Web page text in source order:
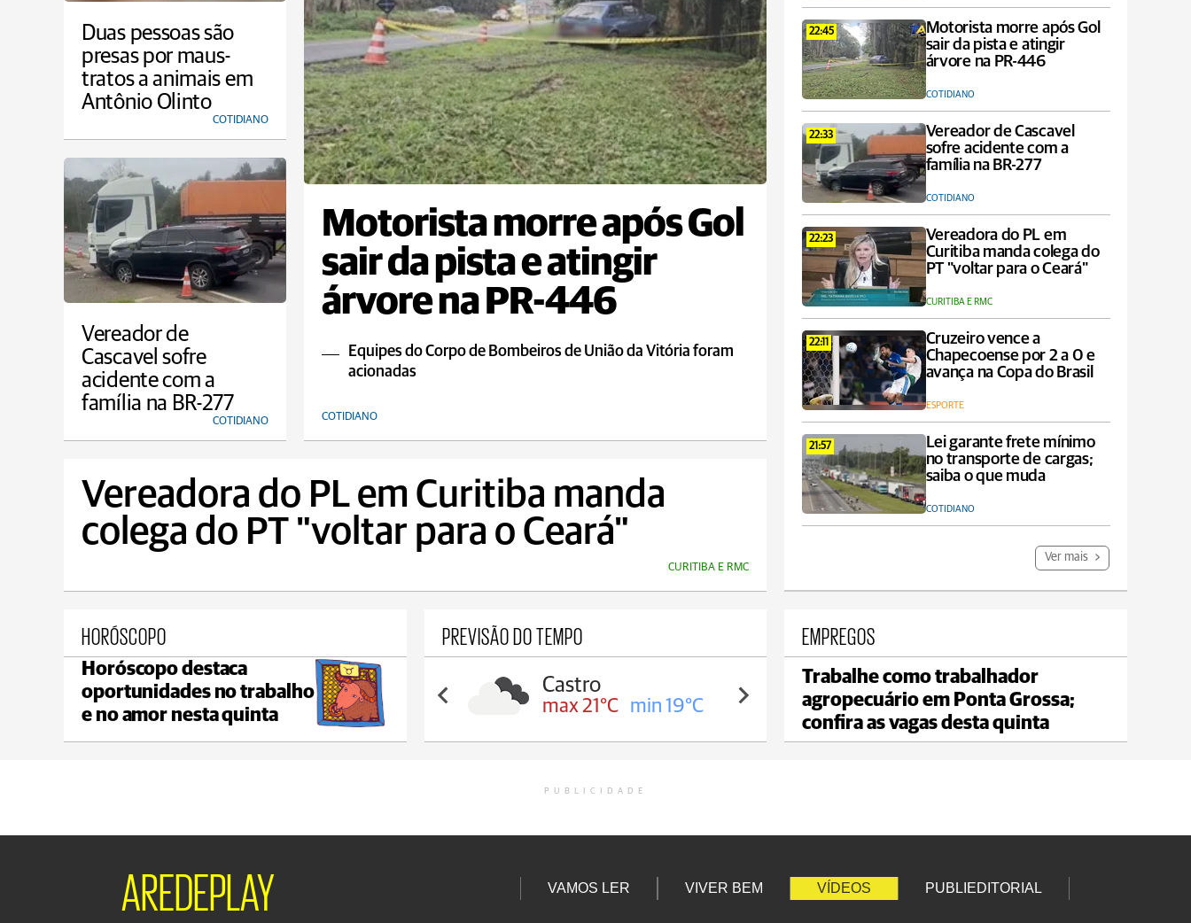
Duas pessoas são
presas por maus-
tratos a animais em
Antônio Olinto
COTIDIANO
Motorista morre após Gol
sair da pista e atingir
árvore na PR-446
Equipes do Corpo de Bombeiros de União da Vitória foram
acionadas
COTIDIANO
22:45
Motorista morre após Gol
sair da pista e atingir
árvore na PR-446
COTIDIANO
22:33
Vereador de Cascavel
sofre acidente com a
família na BR-277
COTIDIANO
22:23
Vereadora do PL em
Curitiba manda colega do
PT "voltar para o Ceará"
CURITIBA E RMC
22:11
Cruzeiro vence a
Chapecoense por 2 a 0 e
avança na Copa do Brasil
ESPORTE
21:57
Lei garante frete mínimo
no transporte de cargas;
saiba o que muda
COTIDIANO
Ver mais
Vereador de
Cascavel sofre
acidente com a
família na BR-277
COTIDIANO
Vereadora do PL em Curitiba manda
colega do PT "voltar para o Ceará"
CURITIBA E RMC
HORÓSCOPO
Horóscopo destaca
oportunidades no trabalho
e no amor nesta quinta
PREVISÃO DO TEMPO
Castro
max 21°C min 19°C
Carambeí
max 21°C min 18°C
Jaguariaíva
max 21°C min 20°C
EMPREGOS
Trabalhe como trabalhador
agropecuário em Ponta Grossa;
confira as vagas desta quinta
PUBLICIDADE
AREDEPLAY VAMOS LER VIVER BEM VÍDEOS PUBLIEDITORIAL